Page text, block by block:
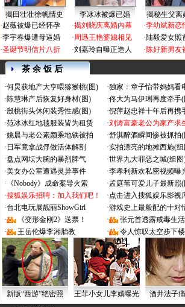
揭田壮壮徐帆情史 李冰冰被爆已婚
揭秘生父离
·赵薇被爆已经怀孕
·李宇春爆遭母逼婚
·圣诞节明信片八折
·揭刘晓庆离婚内幕
·周迅王艳婆媳相见
·刘嘉玲自曝正造人
·李幼斌新恋
·陆毅爱女照
·陈好新男友
茶 余 饭 后
·何炅获地产大亨喂猕猴桃(图) ·独家：章子怡带妈妈看
·陈慧琳产后恢复好身材(图) ·佟大为马伊琍再度牵手
·殷桃街头休闲装秀性感(图) ·倪萍赵忠祥十年后再携
·范冰冰红地毯服装皆为租赁 ·刘涛富豪老公为家产求
·姚晨与老公素颜乘地铁被拍 ·舒淇醉酒瞬间惨被抓拍
· 日军竟拿战俘做活体解剖 ·实拍漂亮的地摊西施(
·盘点网坛大腕的暴烈脾气 ·世界九大罪恶之城(组图
·美女办公室遭遇灵异事件 ·李孝利新欢私密视频曝
· 《Nobody》成命案导火索 ·孟庭苇可爱儿子最新照
·搜狐娱乐招聘：加入我们吧！ ·点击进入搜狐娱乐影视
·台北电玩展靓丽ShowGirl ·游戏史上最般配的十对
·
《变形金刚2》送票！ ·
张元首透露戒毒生活
·
王岳伦爆李湘胎教 · 令人惊叹太空步下
新版“西游”绝密照 王菲小女儿李嫣曝光 酒井法子